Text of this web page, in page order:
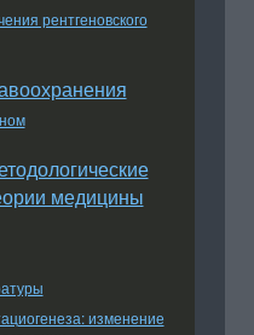
рентгеновского
медицины
изменение